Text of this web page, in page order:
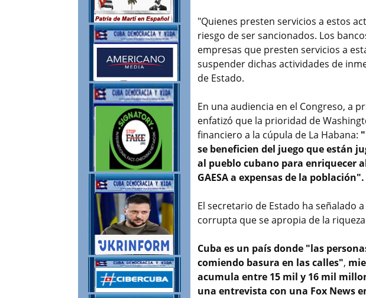
"Quienes presten servicios a estos
riesgo de ser sancionados. Los
empresas que presten servicios a
suspender dichas actividades de
de Estado.
En una audiencia en el Congreso, a
enfatizó que la prioridad de
financiero a la cúpula de La Habana:
se beneficien del juego que están
al pueblo cubano para enriquecer
GAESA a expensas de la población".
El secretario de Estado ha señalado
corrupta que se apropia de la
Cuba es un país donde "las
comiendo basura en las calles",
acumula entre 15 mil y 16 mil
una entrevista con una Fox News